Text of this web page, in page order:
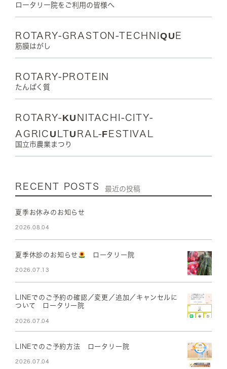
ロータリー院をご利用の皆様へ
ROTARY-GRASTON-TECHNIQUE
筋膜はがし
ROTARY-PROTEIN
たんぱく質
ROTARY-KUNITACHI-CITY-
AGRICULTURAL-FESTIVAL
国立市農業まつり
RECENT POSTS 最近の投稿
夏季お休みのお知らせ
2026.08.04
夏季休診のお知らせ ロータリー院
2026.07.13
LINEでのご予約の確認／変更／追加／キャンセルに
ついて ロータリー院
2026.07.04
LINEでのご予約方法 ロータリー院
2026.07.04